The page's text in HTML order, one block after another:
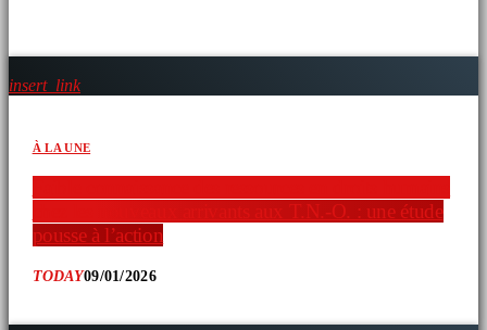
insert_link
À LA UNE
chez les nouveaux arrivants aux T.N.-O. : une étude
pousse à l’action
TODAY09/01/2026